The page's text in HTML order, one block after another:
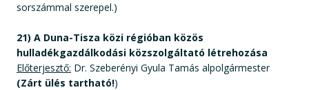
sorszámmal szerepel.)
21) A Duna-Tisza közi régióban közös
hulladékgazdálkodási közszolgáltató létrehozása
Előterjesztő: Dr. Szeberényi Gyula Tamás alpolgármester
(Zárt ülés tartható!)